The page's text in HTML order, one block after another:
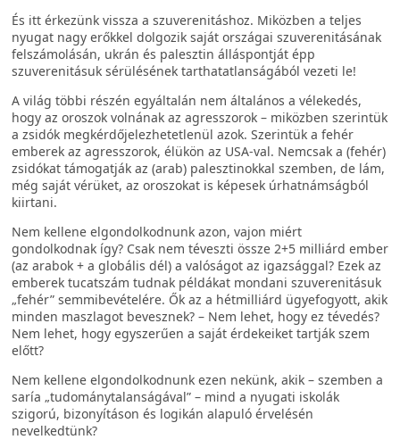
És itt érkezünk vissza a szuverenitáshoz. Miközben a teljes
nyugat nagy erőkkel dolgozik saját országai szuverenitásának
felszámolásán, ukrán és palesztin álláspontját épp
szuverenitásuk sérülésének tarthatatlanságából vezeti le!
A világ többi részén egyáltalán nem általános a vélekedés,
hogy az oroszok volnának az agresszorok – miközben szerintük
a zsidók megkérdőjelezhetetlenül azok. Szerintük a fehér
emberek az agresszorok, élükön az USA-val. Nemcsak a (fehér)
zsidókat támogatják az (arab) palesztinokkal szemben, de lám,
még saját vérüket, az oroszokat is képesek úrhatnámságból
kiirtani.
Nem kellene elgondolkodnunk azon, vajon miért
gondolkodnak így? Csak nem téveszti össze 2+5 milliárd ember
(az arabok + a globális dél) a valóságot az igazsággal? Ezek az
emberek tucatszám tudnak példákat mondani szuverenitásuk
„fehér” semmibevételére. Ők az a hétmilliárd ügyefogyott, akik
minden maszlagot bevesznek? – Nem lehet, hogy ez tévedés?
Nem lehet, hogy egyszerűen a saját érdekeiket tartják szem
előtt?
Nem kellene elgondolkodnunk ezen nekünk, akik – szemben a
saría „tudománytalanságával” – mind a nyugati iskolák
szigorú, bizonyításon és logikán alapuló érvelésén
nevelkedtünk?